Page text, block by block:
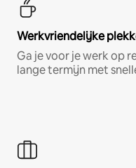
Werkvriendelijke
Ga je voor je werk op
lange termijn met